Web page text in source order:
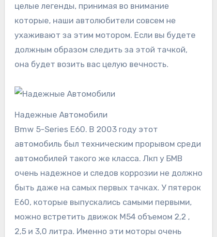
целые легенды, принимая во внимание
которые, наши автолюбители совсем не
ухаживают за этим мотором. Если вы будете
должным образом следить за этой тачкой,
она будет возить вас целую вечность.
Надежные Автомобили
Bmw 5-Series E60. В 2003 году этот
автомобиль был техническим прорывом среди
автомобилей такого же класса. Лкп у БМВ
очень надежное и следов коррозии не должно
быть даже на самых первых тачках. У пятерок
Е60, которые выпускались самыми первыми,
можно встретить движок М54 объемом 2,2 ,
2,5 и 3,0 литра. Именно эти моторы очень